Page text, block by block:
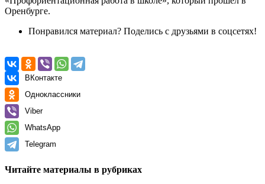
Оренбурге.
Понравился материал? Поделись с друзьями в соцсетях!
ВКонтакте
Одноклассники
Viber
WhatsApp
Telegram
Читайте материалы в рубриках